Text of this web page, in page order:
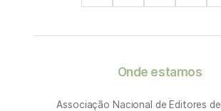
Onde estamos
Associação Nacional de Editores